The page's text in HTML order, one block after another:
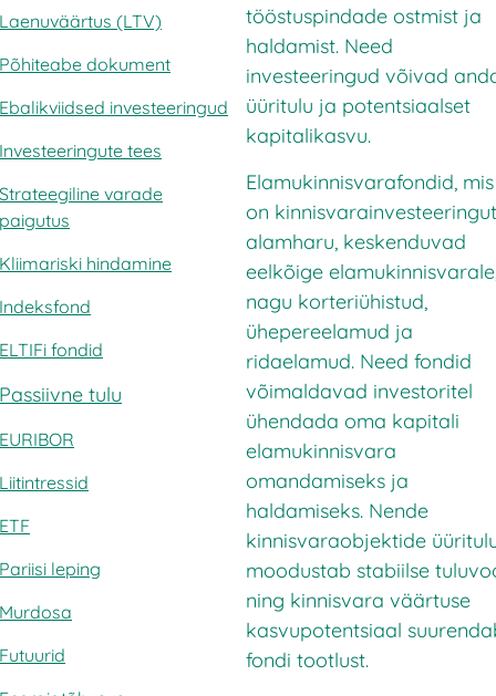
Laenuväärtus (LTV)
Põhiteabe dokument
Ebalikviidsed investeeringud
Investeeringute tees
Strateegiline varade
paigutus
Kliimariski hindamine
Indeksfond
ELTIFi fondid
Passiivne tulu
EURIBOR
Liitintressid
ETF
Pariisi leping
Murdosa
Futuurid
tööstuspindade ostmist ja
haldamist. Need
investeeringud võivad
üüritulu ja potentsiaalset
kapitalikasvu.
Elamukinnisvarafondid, mis
on
alamharu, keskenduvad
eelkõige
nagu korteriühistud,
ühepereelamud ja
ridaelamud. Need fondid
võimaldavad investoritel
ühendada oma kapitali
elamukinnisvara
omandamiseks ja
haldamiseks. Nende
kinnisvaraobjektide
moodustab stabiilse
ning kinnisvara väärtuse
kasvupotentsiaal
fondi tootlust.